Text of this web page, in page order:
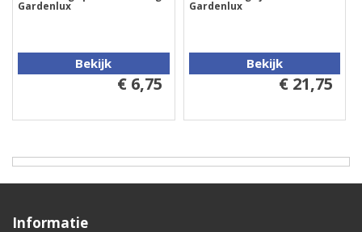
Gardenlux
Bekijk
€ 6,75
Gardenlux
Bekijk
€ 21,75
Informatie